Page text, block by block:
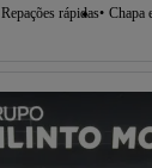
Repações rápidas Chapa